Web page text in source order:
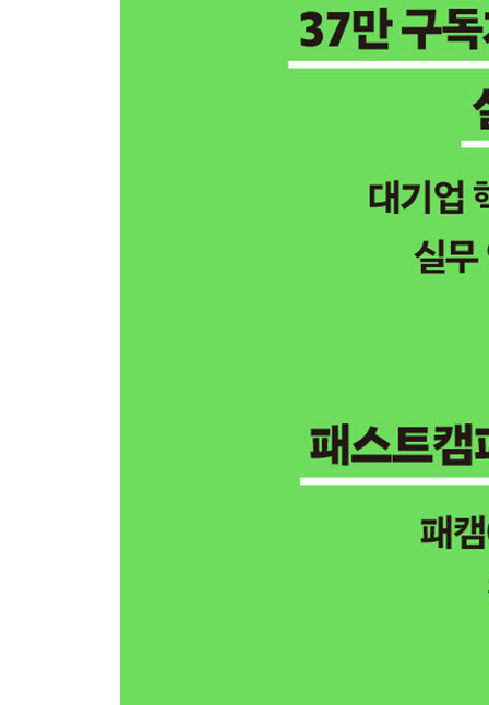
03 영업팀 : 통으로 된 데이터 월별로 쪼개기
04 인사팀 : 인사기록카드 양식 일괄 채우기
05 생산팀 : KPI 실적 구간에 따라 신호등 칠하기
06 총무팀 : 비용 증빙 서류 이미지 파일명 일괄 수
|BONUS| CHAPTER 04 시간은 없고 데이터는 더
01 처음 보는 Raw데이터에서 인사이트 뽑기
02 데이터 분석으로 법인카드 오사용 건 찾고 경비
★PART 02 핵심 내용 공여사들이 딱 알려드림!